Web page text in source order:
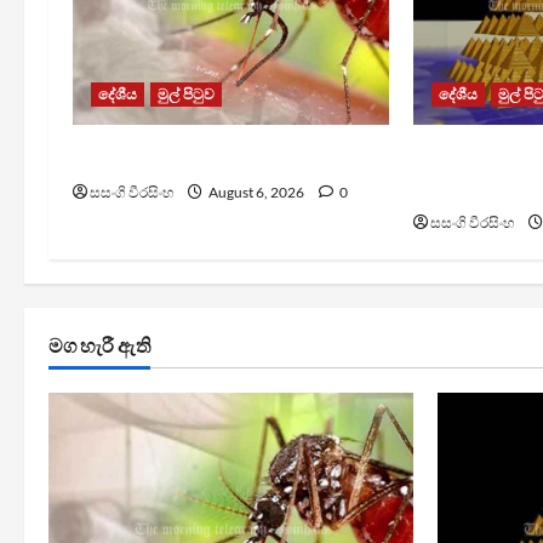
දේශීය මුල් පිටුව
සසංගි වීරසිංහ August 6, 2026 0
දේශීය මුල්
සසංගි වීරසිංහ
මග හැරී ඇති